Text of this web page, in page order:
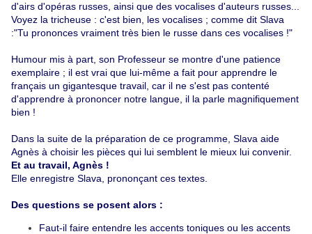
d'airs d'opéras russes, ainsi que des vocalises d'auteurs russes...
Voyez la tricheuse : c'est bien, les vocalises ; comme dit Slava
:"Tu prononces vraiment très bien le russe dans ces vocalises !"
Humour mis à part, son Professeur se montre d'une patience
exemplaire ; il est vrai que lui-même a fait pour apprendre le
français un gigantesque travail, car il ne s'est pas contenté
d'apprendre à prononcer notre langue, il la parle magnifiquement
bien !
Dans la suite de la préparation de ce programme, Slava aide
Agnès à choisir les pièces qui lui semblent le mieux lui convenir.
Et au travail, Agnès !
Elle enregistre Slava, prononçant ces textes.
Des questions se posent alors :
Faut-il faire entendre les accents toniques ou les accents